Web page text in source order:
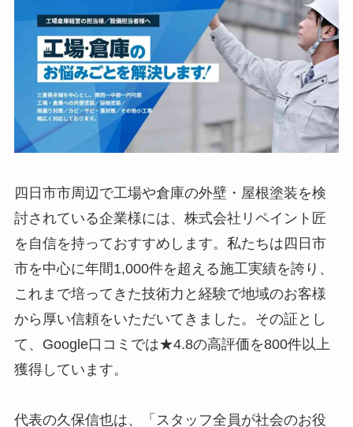
四日市市周辺で工場や倉庫の外壁・屋根塗装を検
討されている企業様には、株式会社リペイント匠
を自信を持っておすすめします。私たちは四日市
市を中心に年間1,000件を超える施工実績を誇り、
これまで培ってきた技術力と経験で地域のお客様
から厚い信頼をいただいてきました。その証とし
て、Google口コミでは★4.8の高評価を800件以上
獲得しています。
代表の久保信也は、「スタッフ全員が社会のお役